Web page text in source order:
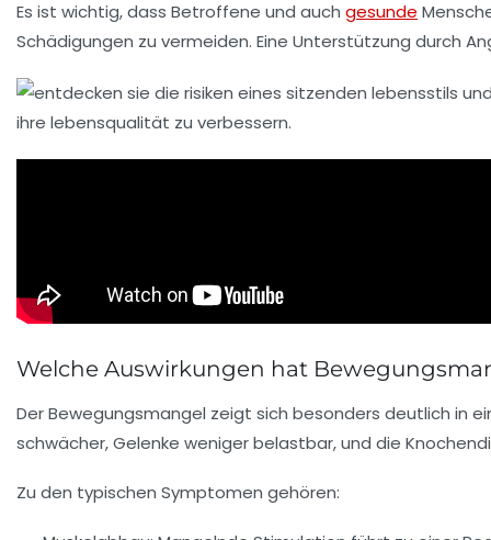
Es ist wichtig, dass Betroffene und auch gesunde
Schädigungen zu vermeiden. Eine Unterstützung durch
Welche Auswirkungen hat
Der Bewegungsmangel zeigt sich besonders deutlich in
schwächer, Gelenke weniger belastbar, und die
Zu den typischen Symptomen gehören: